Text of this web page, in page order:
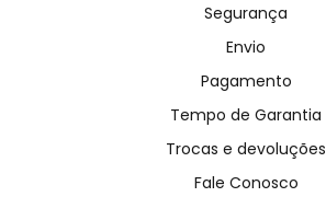
Segurança
Envio
Pagamento
Tempo de Garantia
Trocas e devoluções
Fale Conosco